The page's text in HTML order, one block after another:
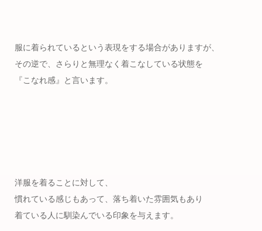
服に着られているという表現をする場合がありますが、
その逆で、さらりと無理なく着こなしている状態を
『こなれ感』と言います。
洋服を着ることに対して、
慣れている感じもあって、落ち着いた雰囲気もあり
着ている人に馴染んでいる印象を与えます。